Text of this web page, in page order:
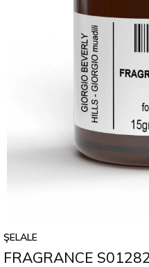
ŞELALE
FRAGRANCE